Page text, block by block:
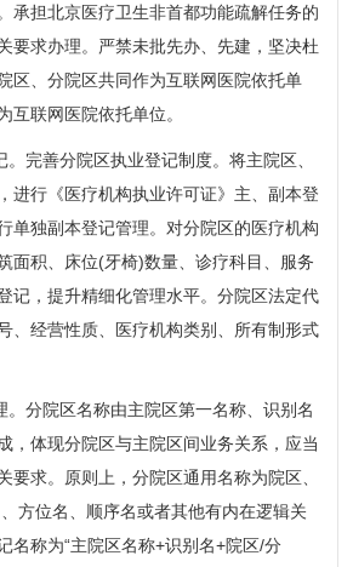
承担北京医疗卫生非首都功能疏解任务的
要求办理。严禁未批先办、先建，坚决杜
区、分院区共同作为互联网医院依托单
互联网医院依托单位。
善分院区执业登记制度。将主院区、
进行《医疗机构执业许可证》主、副本登
单独副本登记管理。对分院区的医疗机构
面积、床位(牙椅)数量、诊疗科目、服务
记，提升精细化管理水平。分院区法定代
、经营性质、医疗机构类别、所有制形式
分院区名称由主院区第一名称、识别名
，体现分院区与主院区间业务关系，应当
要求。原则上，分院区通用名称为院区、
方位名、顺序名或者其他有内在逻辑关
名称为“主院区名称+识别名+院区/分